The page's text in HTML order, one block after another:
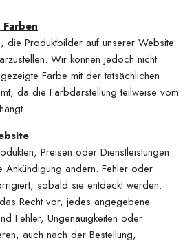
die Produktbilder auf unserer Website
Wir können jedoch nicht
Farbe mit der tatsächlichen
da die Farbdarstellung teilweise vom
Preisen oder Dienstleistungen
Ankündigung ändern. Fehler oder
sobald sie entdeckt werden.
Recht vor, jedes angegebene
Fehler, Ungenauigkeiten oder
auch nach der Bestellung,